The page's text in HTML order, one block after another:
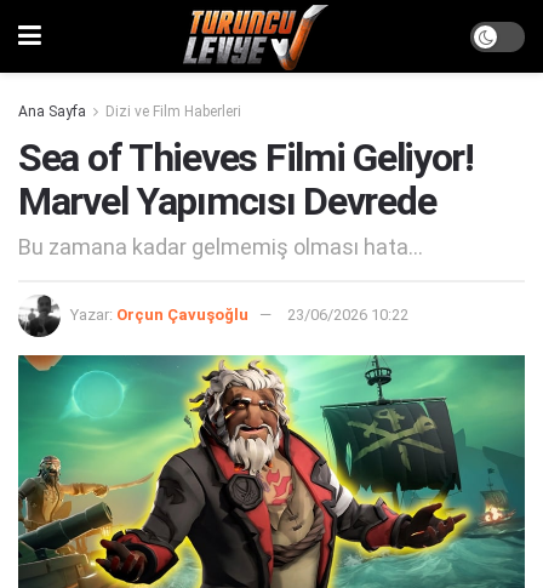
Ana Sayfa Dizi ve Film Haberleri
Sea of Thieves Filmi Geliyor!
Marvel Yapımcısı Devrede
Bu zamana kadar gelmemiş olması hata...
Yazar: Orçun Çavuşoğlu 23/06/2026 10:22